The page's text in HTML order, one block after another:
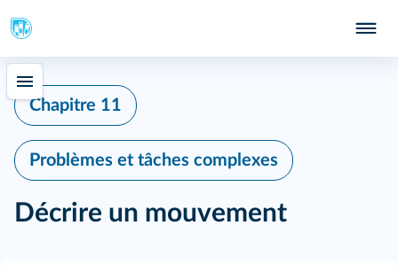
Chapitre 11
Problèmes et tâches complexes
Décrire un mouvement